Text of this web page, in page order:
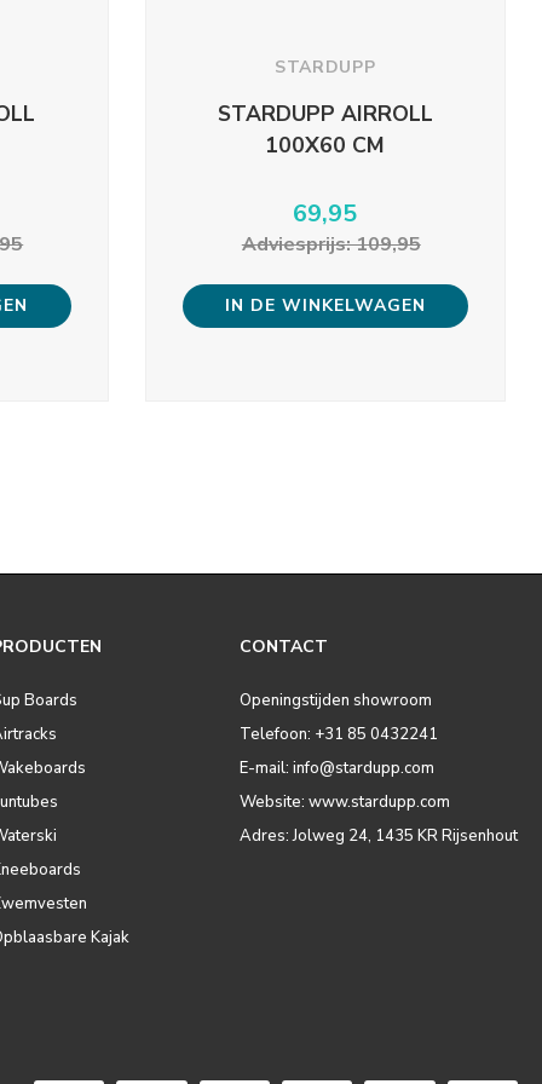
STARDUPP
STARDUPP AIRROLL
100X60 CM
69,95
Adviesprijs: 109,95
IN DE WINKELWAGEN
Boards
Kajak
CONTACT
Openingstijden showroom
Telefoon: +31 85 0432241
E-mail:info@stardupp.com
Website: www.stardupp.com
Adres: Jolweg 24, 1435 KR Rijsenhout